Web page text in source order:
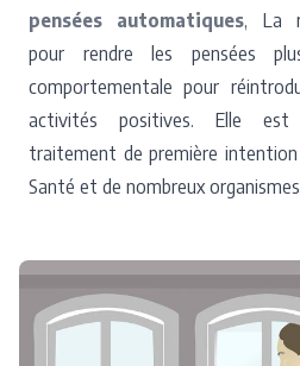
pensées automatiques, La
pour rendre les pensées
comportementale pour
activités positives. Elle est
traitement de première
Santé et de nombreux